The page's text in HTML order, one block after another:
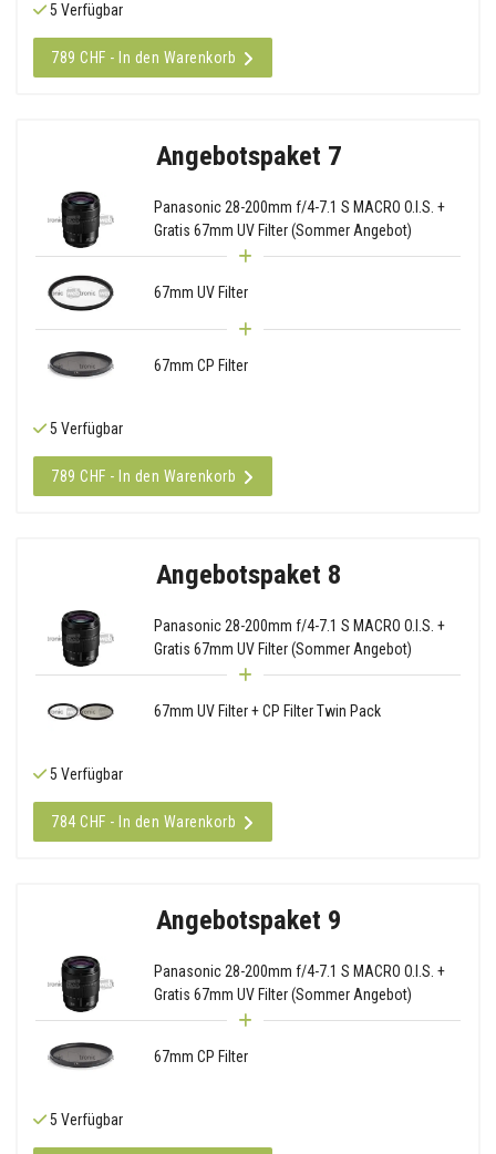
5 Verfügbar
789 CHF - In den Warenkorb
Angebotspaket 7
Panasonic 28-200mm f/4-7.1 S MACRO O.I.S. +
Gratis 67mm UV Filter (Sommer Angebot)
67mm UV Filter
67mm CP Filter
5 Verfügbar
789 CHF - In den Warenkorb
Angebotspaket 8
Panasonic 28-200mm f/4-7.1 S MACRO O.I.S. +
Gratis 67mm UV Filter (Sommer Angebot)
67mm UV Filter + CP Filter Twin Pack
5 Verfügbar
784 CHF - In den Warenkorb
Angebotspaket 9
Panasonic 28-200mm f/4-7.1 S MACRO O.I.S. +
Gratis 67mm UV Filter (Sommer Angebot)
67mm CP Filter
5 Verfügbar